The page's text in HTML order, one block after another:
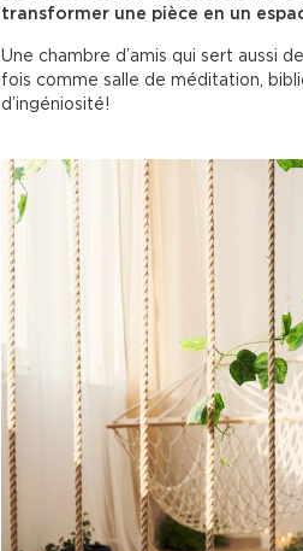
transformer une pièce en un
Une chambre d’amis qui sert aussi
fois comme salle de méditation,
d’ingéniosité!